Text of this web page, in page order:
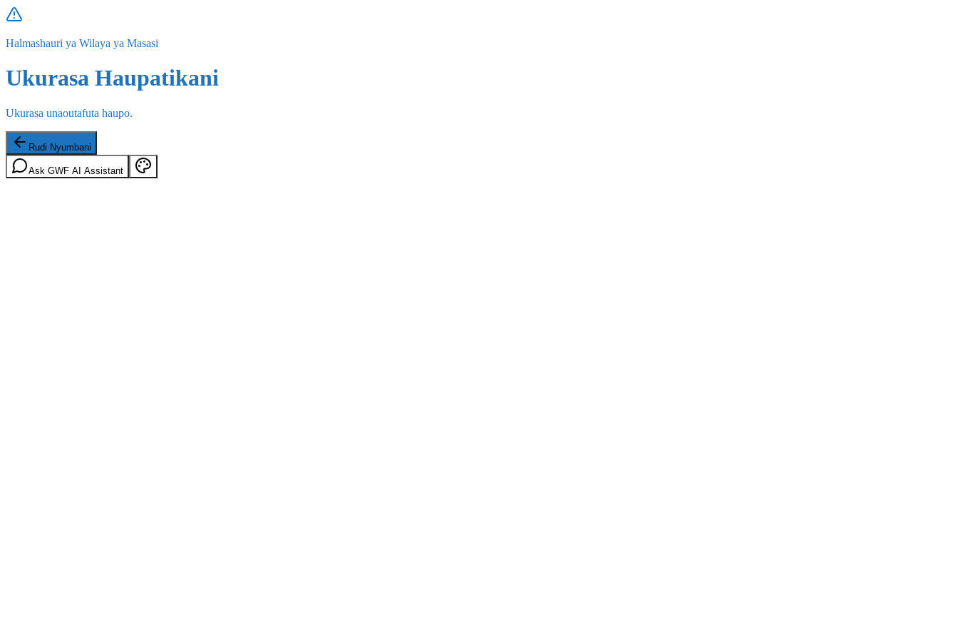
Halmashauri ya Wilaya ya Masasi
Ukurasa Haupatikani
Ukurasa unaoutafuta haupo.
Rudi Nyumbani
Ask GWF AI Assistant